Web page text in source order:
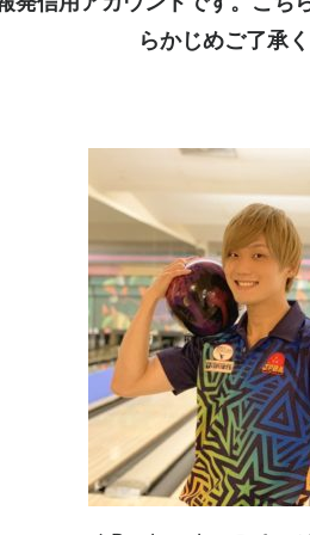
らかじめご了承く